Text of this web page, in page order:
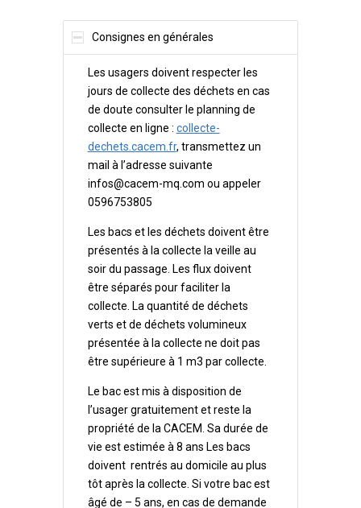
Consignes en générales
Les usagers doivent respecter les
jours de collecte des déchets en cas
de doute consulter le planning de
collecte en ligne : collecte-
dechets.cacem.fr, transmettez un
mail à l’adresse suivante
infos@cacem-mq.com ou appeler
0596753805
Les bacs et les déchets doivent être
présentés à la collecte la veille au
soir du passage. Les flux doivent
être séparés pour faciliter la
collecte. La quantité de déchets
verts et de déchets volumineux
présentée à la collecte ne doit pas
être supérieure à 1 m3 par collecte.
Le bac est mis à disposition de
l’usager gratuitement et reste la
propriété de la CACEM. Sa durée de
vie est estimée à 8 ans Les bacs
doivent rentrés au domicile au plus
tôt après la collecte. Si votre bac est
âgé de – 5 ans, en cas de demande